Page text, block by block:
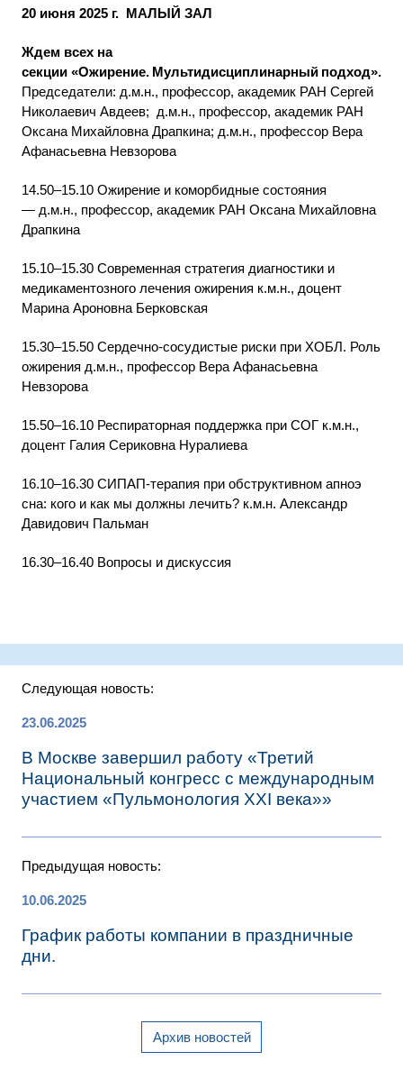
20 июня 2025 г. МАЛЫЙ ЗАЛ
Ждем всех на
секции «Ожирение. Мультидисциплинарный подход».
Председатели: д.м.н., профессор, академик РАН Сергей
Николаевич Авдеев; д.м.н., профессор, академик РАН
Оксана Михайловна Драпкина; д.м.н., профессор Вера
Афанасьевна Невзорова
14.50–15.10 Ожирение и коморбидные состояния
— д.м.н., профессор, академик РАН Оксана Михайловна
Драпкина
15.10–15.30 Современная стратегия диагностики и
медикаментозного лечения ожирения к.м.н., доцент
Марина Ароновна Берковская
15.30–15.50 Сердечно-сосудистые риски при ХОБЛ. Роль
ожирения д.м.н., профессор Вера Афанасьевна
Невзорова
15.50–16.10 Респираторная поддержка при СОГ к.м.н.,
доцент Галия Сериковна Нуралиева
16.10–16.30 СИПАП-терапия при обструктивном апноэ
сна: кого и как мы должны лечить? к.м.н. Александр
Давидович Пальман
16.30–16.40 Вопросы и дискуссия
Следующая новость:
23.06.2025
В Москве завершил работу «Третий
Национальный конгресс с международным
участием «Пульмонология XXI века»»
Предыдущая новость:
10.06.2025
График работы компании в праздничные
дни.
Архив новостей